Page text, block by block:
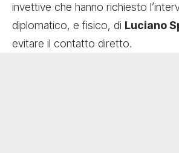
invettive che hanno richiesto
diplomatico, e fisico, di Luciano
evitare il contatto diretto.